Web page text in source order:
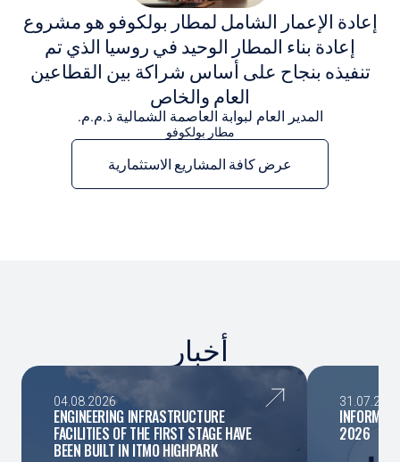
إعادة الإعمار الشامل لمطار بولكوفو هو مشروع
إعادة بناء المطار الوحيد في روسيا الذي تم
تنفيذه بنجاح على أساس شراكة بين القطاعين
العام والخاص
المدير العام لبوابة العاصمة الشمالية ذ.م.م.
مطار بولكوفو
عرض كافة المشاريع الاستثمارية
أخبار
04.08.2026
ENGINEERING INFRASTRUCTURE
FACILITIES OF THE FIRST STAGE HAVE
BEEN BUILT IN ITMO HIGHPARK
2026